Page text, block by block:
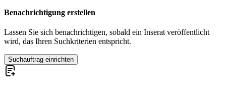
Benachrichtigung erstellen
Lassen Sie sich benachrichtigen, sobald ein Inserat veröffentlicht
wird, das Ihren Suchkriterien entspricht.
Suchauftrag einrichten